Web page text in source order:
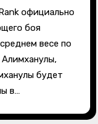
боя
весе по
будет
в…